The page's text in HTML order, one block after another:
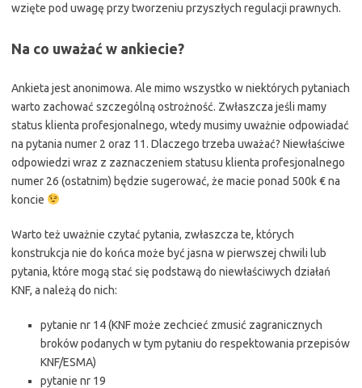
wzięte pod uwagę przy tworzeniu przyszłych regulacji prawnych.
Na co uważać w ankiecie?
Ankieta jest anonimowa. Ale mimo wszystko w niektórych pytaniach
warto zachować szczególną ostrożność. Zwłaszcza jeśli mamy
status klienta profesjonalnego, wtedy musimy uważnie odpowiadać
na pytania numer 2 oraz 11. Dlaczego trzeba uważać? Niewłaściwe
odpowiedzi wraz z zaznaczeniem statusu klienta profesjonalnego
numer 26 (ostatnim) będzie sugerować, że macie ponad 500k € na
koncie
Warto też uważnie czytać pytania, zwłaszcza te, których
konstrukcja nie do końca może być jasna w pierwszej chwili lub
pytania, które mogą stać się podstawą do niewłaściwych działań
KNF, a należą do nich:
pytanie nr 14 (KNF może zechcieć zmusić zagranicznych
broków podanych w tym pytaniu do respektowania przepisów
KNF/ESMA)
pytanie nr 19